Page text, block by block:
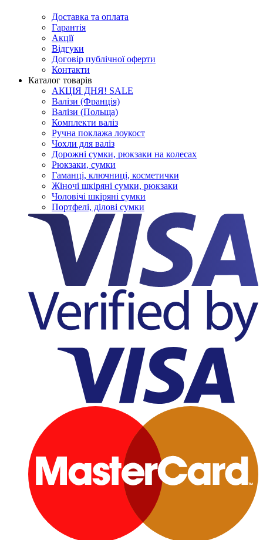
Доставка та оплата
Гарантія
Акції
Відгуки
Договір публічної оферти
Контакти
Каталог товарів
АКЦІЯ ДНЯ! SALE
Валізи (Франція)
Валізи (Польща)
Комплекти валіз
Ручна поклажа лоукост
Чохли для валіз
Дорожні сумки, рюкзаки на колесах
Рюкзаки, сумки
Гаманці, ключниці, косметички
Жіночі шкіряні сумки, рюкзаки
Чоловічі шкіряні сумки
Портфелі, ділові сумки